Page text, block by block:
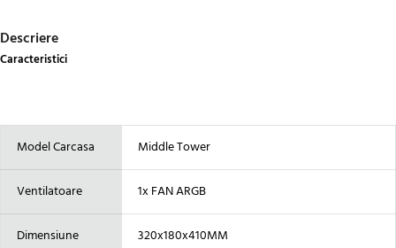
Descriere
Caracteristici
Model Carcasa Middle Tower
Ventilatoare 1x FAN ARGB
Dimensiune 320x180x410MM